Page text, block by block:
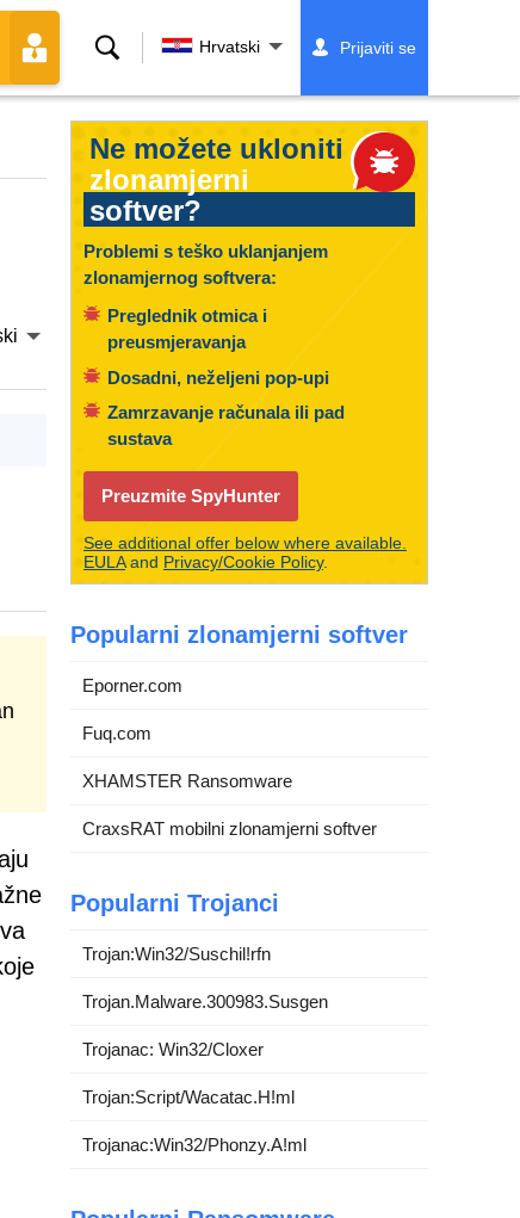
Traži Hrvatski Prijaviti se
Ne možete ukloniti
zlonamjerni
softver?
Problemi s teško uklanjanjem
zlonamjernog softvera:
Preglednik otmica i
preusmjeravanja
Dosadni, neželjeni pop-upi
Zamrzavanje računala ili pad
sustava
Preuzmite SpyHunter
See additional offer below where available.
EULAand Privacy/Cookie Policy.
Popularni zlonamjerni softver
Eporner.com
Fuq.com
XHAMSTER Ransomware
CraxsRAT mobilni zlonamjerni softver
Popularni Trojanci
Trojan:Win32/Suschil!rfn
Trojan.Malware.300983.Susgen
Trojanac: Win32/Cloxer
Trojan:Script/Wacatac.H!ml
Trojanac:Win32/Phonzy.A!ml